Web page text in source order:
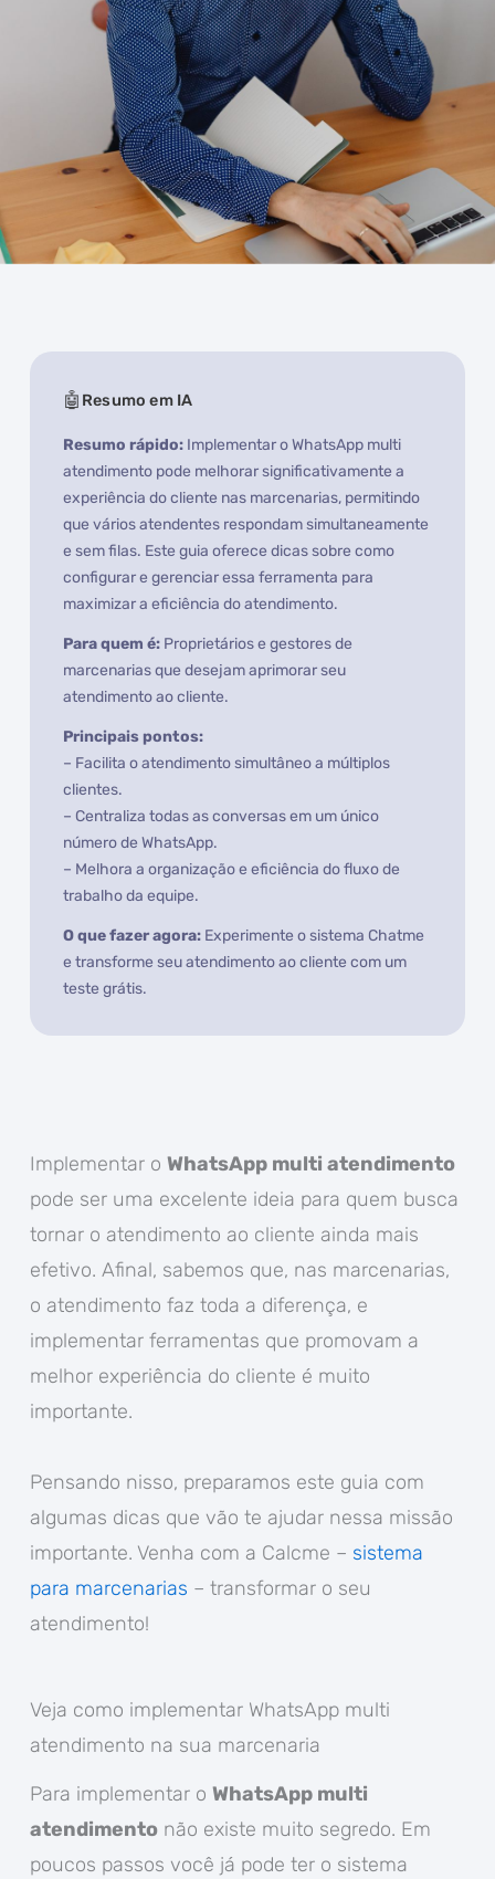
Resumo em IA
Resumo rápido:Implementar o WhatsApp multi
atendimento pode melhorar significativamente a
experiência do cliente nas marcenarias, permitindo
que vários atendentes respondam simultaneamente
e sem filas. Este guia oferece dicas sobre como
configurar e gerenciar essa ferramenta para
maximizar a eficiência do atendimento.
Para quem é:Proprietários e gestores de
marcenarias que desejam aprimorar seu
atendimento ao cliente.
Principais pontos:
– Facilita o atendimento simultâneo a múltiplos
clientes.
– Centraliza todas as conversas em um único
número de WhatsApp.
– Melhora a organização e eficiência do fluxo de
trabalho da equipe.
O que fazer agora:Experimente o sistema Chatme
e transforme seu atendimento ao cliente com um
teste grátis.
Implementar o WhatsApp multi atendimento
pode ser uma excelente ideia para quem busca
tornar o atendimento ao cliente ainda mais
efetivo. Afinal, sabemos que, nas marcenarias,
o atendimento faz toda a diferença, e
implementar ferramentas que promovam a
melhor experiência do cliente é muito
importante.
Pensando nisso, preparamos este guia com
algumas dicas que vão te ajudar nessa missão
importante. Venha com a Calcme – sistema
para marcenarias – transformar o seu
atendimento!
Veja como implementar WhatsApp multi
atendimento na sua marcenaria
Para implementar o WhatsApp multi
atendimentonão existe muito segredo. Em
poucos passos você já pode ter o sistema